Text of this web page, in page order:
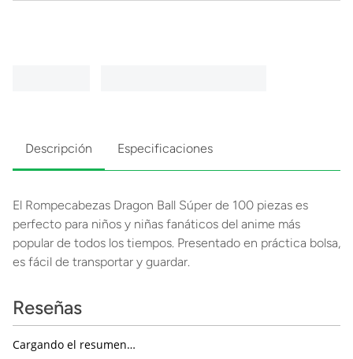
Descripción Especificaciones
El Rompecabezas Dragon Ball Súper de 100 piezas es
perfecto para niños y niñas fanáticos del anime más
popular de todos los tiempos. Presentado en práctica bolsa,
es fácil de transportar y guardar.
Reseñas
Cargando el resumen…